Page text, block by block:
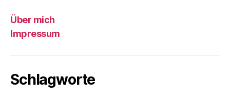
Über mich
Impressum
Schlagworte